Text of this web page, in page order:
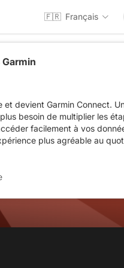
🇫🇷 Français
et devient Garmin Connect.
besoin de multiplier les
facilement à vos
plus agréable au